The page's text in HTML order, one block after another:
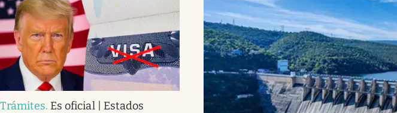
Trámites. Es oficial | Estados